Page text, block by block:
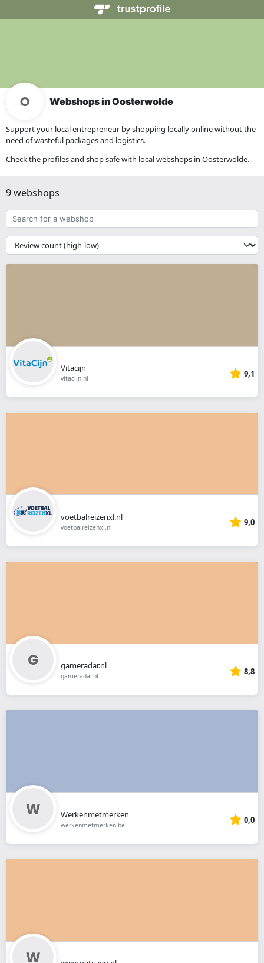
Webshops in Oosterwolde
Support your local entrepreneur by shopping locally online without the
need of wasteful packages and logistics.
Check the profiles and shop safe with local webshops in Oosterwolde.
9 webshops
Search
for
a
webshop
{{
__('Sort')
}}
Vitacijn
vitacijn.nl 9,1
voetbalreizenxl.nl
voetbalreizenxl.nl 9,0
gameradar.nl
gameradar.nl 8,8
Werkenmetmerken
werkenmetmerken.be 0,0